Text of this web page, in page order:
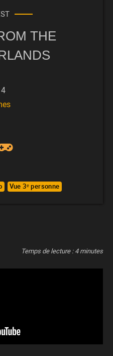
THE
Vue 3ᵉ personne
Temps de lecture : 4 minutes